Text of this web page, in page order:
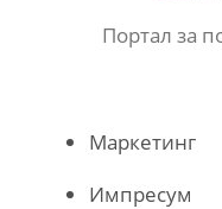
Портал за
Маркетинг
Импресум